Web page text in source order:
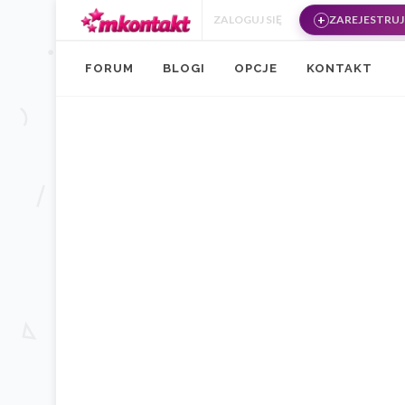
ZALOGUJ SIĘ
FORUM BLOGI OPCJE KONTAKT